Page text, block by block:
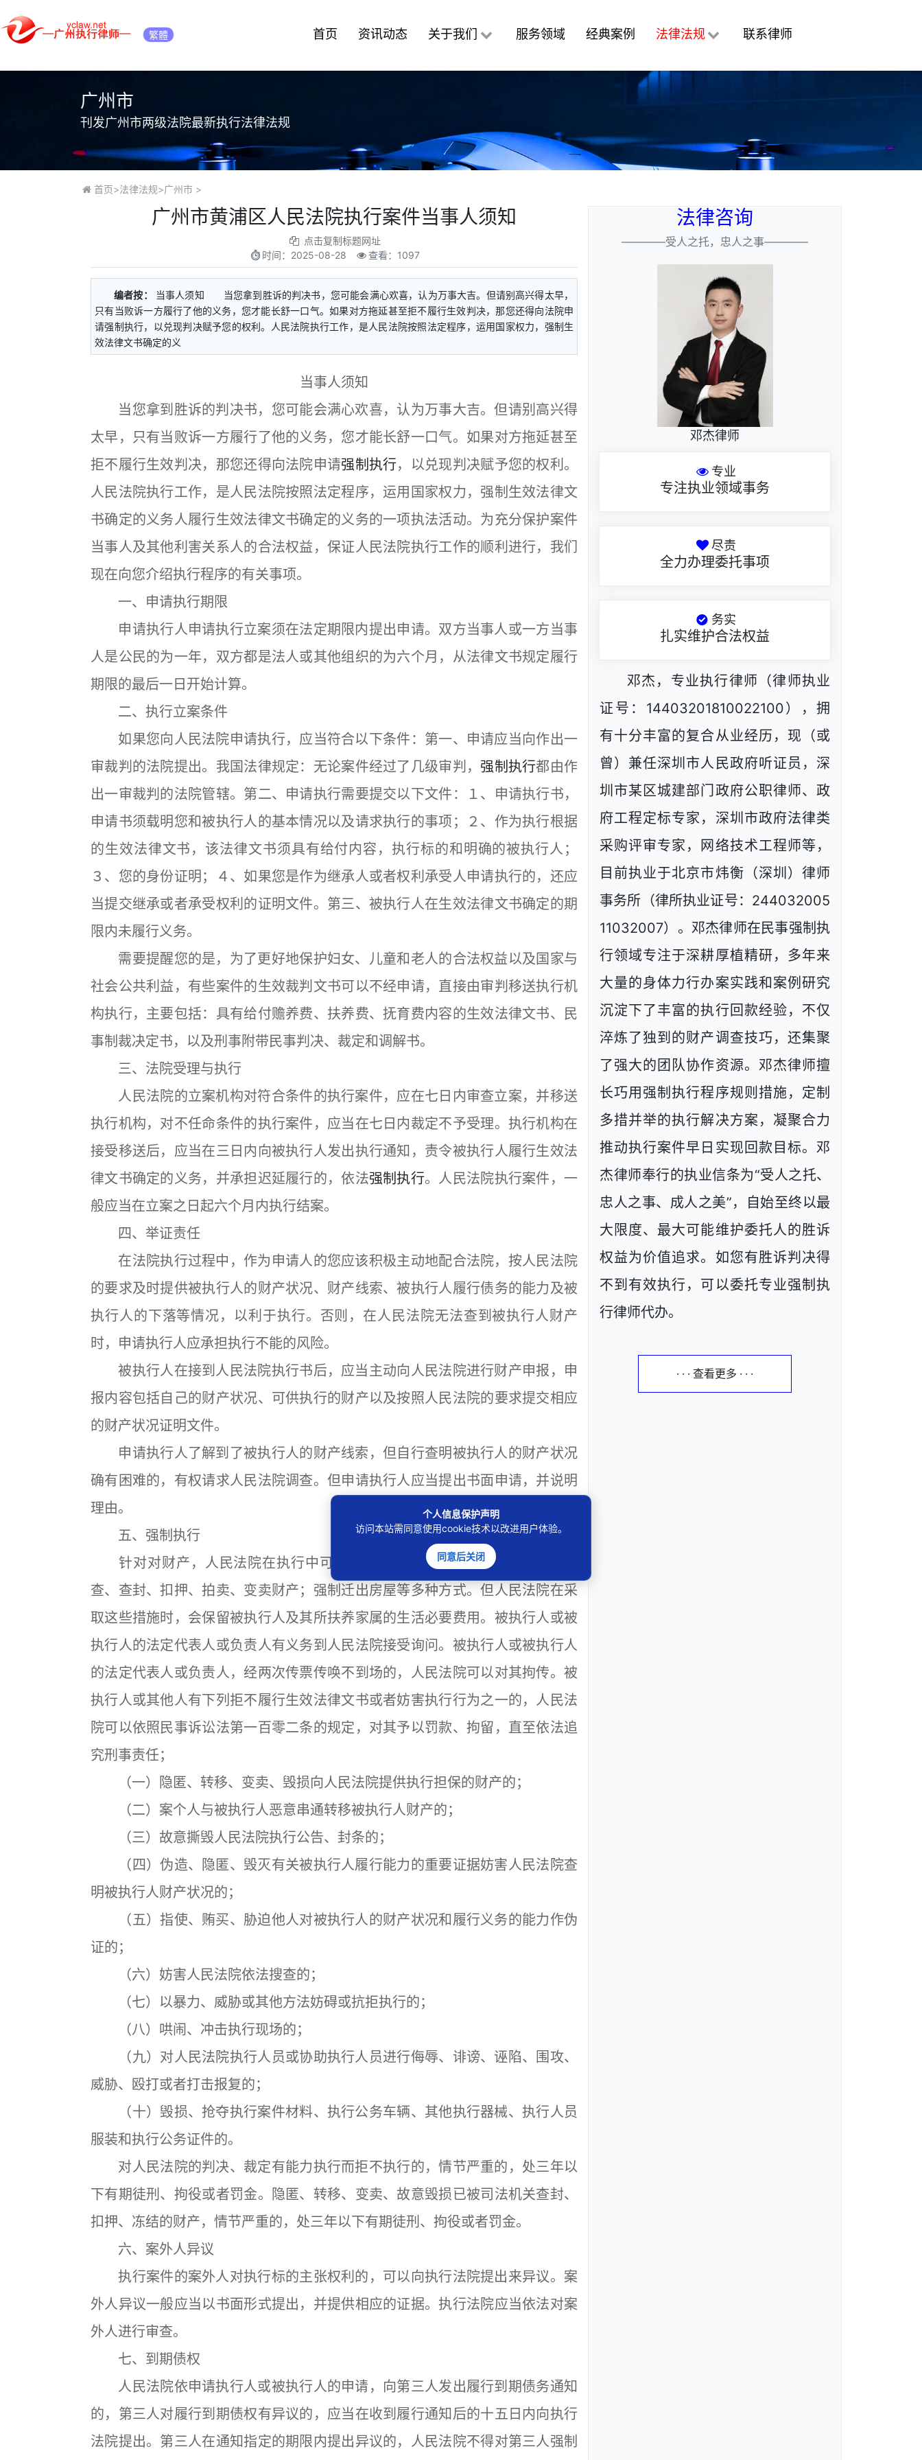
繁體 首页 资讯动态 关于我们 服务领域 经典案例 法律法规 联系律师
广州市
刊发广州市两级法院最新执行法律法规
首页>法律法规>广州市>
广州市黄浦区人民法院执行案件当事人须知
点击复制标题网址
时间： 2025-08-28 查看：1097
编者按：
当事人须知 当您拿到胜诉的判决书，您可能会满心欢喜，认为万事大吉。但请别高兴得太早，
只有当败诉一方履行了他的义务，您才能长舒一口气。如果对方拖延甚至拒不履行生效判决，那您还得向法院申
请强制执行，以兑现判决赋予您的权利。人民法院执行工作，是人民法院按照法定程序，运用国家权力，强制生
效法律文书确定的义
当事人须知
当您拿到胜诉的判决书，您可能会满心欢喜，认为万事大吉。但请别高兴得
太早，只有当败诉一方履行了他的义务，您才能长舒一口气。如果对方拖延甚至
拒不履行生效判决，那您还得向法院申请强制执行，以兑现判决赋予您的权利。
人民法院执行工作，是人民法院按照法定程序，运用国家权力，强制生效法律文
书确定的义务人履行生效法律文书确定的义务的一项执法活动。为充分保护案件
当事人及其他利害关系人的合法权益，保证人民法院执行工作的顺利进行，我们
现在向您介绍执行程序的有关事项。
一、申请执行期限
申请执行人申请执行立案须在法定期限内提出申请。双方当事人或一方当事
人是公民的为一年，双方都是法人或其他组织的为六个月，从法律文书规定履行
期限的最后一日开始计算。
二、执行立案条件
如果您向人民法院申请执行，应当符合以下条件：第一、申请应当向作出一
审裁判的法院提出。我国法律规定：无论案件经过了几级审判， 强制执行都由作
出一审裁判的法院管辖。第二、申请执行需要提交以下文件：１、申请执行书，
申请书须载明您和被执行人的基本情况以及请求执行的事项；２、作为执行根据
的生效法律文书，该法律文书须具有给付内容，执行标的和明确的被执行人；
３、您的身份证明；４、如果您是作为继承人或者权利承受人申请执行的，还应
当提交继承或者承受权利的证明文件。第三、被执行人在生效法律文书确定的期
限内未履行义务。
需要提醒您的是，为了更好地保护妇女、儿童和老人的合法权益以及国家与
社会公共利益，有些案件的生效裁判文书可以不经申请，直接由审判移送执行机
构执行，主要包括：具有给付赡养费、扶养费、抚育费内容的生效法律文书、民
事制裁决定书，以及刑事附带民事判决、裁定和调解书。
三、法院受理与执行
人民法院的立案机构对符合条件的执行案件，应在七日内审查立案，并移送
执行机构，对不任命条件的执行案件，应当在七日内裁定不予受理。执行机构在
接受移送后，应当在三日内向被执行人发出执行通知，责令被执行人履行生效法
律文书确定的义务，并承担迟延履行的，依法强制执行。人民法院执行案件，一
般应当在立案之日起六个月内执行结案。
四、举证责任
在法院执行过程中，作为申请人的您应该积极主动地配合法院，按人民法院
的要求及时提供被执行人的财产状况、财产线索、被执行人履行债务的能力及被
执行人的下落等情况，以利于执行。否则，在人民法院无法查到被执行人财产
时，申请执行人应承担执行不能的风险。
被执行人在接到人民法院执行书后，应当主动向人民法院进行财产申报，申
报内容包括自己的财产状况、可供执行的财产以及按照人民法院的要求提交相应
的财产状况证明文件。
申请执行人了解到了被执行人的财产线索，但自行查明被执行人的财产状况
确有困难的，有权请求人民法院调查。但申请执行人应当提出书面申请，并说明
理由。
五、强制执行
针对对财产，人民法院在执行中可以采取冻结、划拨存款，提留收少；搜
查、查封、扣押、拍卖、变卖财产；强制迁出房屋等多种方式。但人民法院在采
取这些措施时，会保留被执行人及其所扶养家属的生活必要费用。被执行人或被
执行人的法定代表人或负责人有义务到人民法院接受询问。被执行人或被执行人
的法定代表人或负责人，经两次传票传唤不到场的，人民法院可以对其拘传。被
执行人或其他人有下列拒不履行生效法律文书或者妨害执行行为之一的，人民法
院可以依照民事诉讼法第一百零二条的规定，对其予以罚款、拘留，直至依法追
究刑事责任；
（一）隐匿、转移、变卖、毁损向人民法院提供执行担保的财产的；
（二）案个人与被执行人恶意串通转移被执行人财产的；
（三）故意撕毁人民法院执行公告、封条的；
（四）伪造、隐匿、毁灭有关被执行人履行能力的重要证据妨害人民法院查
明被执行人财产状况的；
（五）指使、贿买、胁迫他人对被执行人的财产状况和履行义务的能力作伪
证的；
（六）妨害人民法院依法搜查的；
（七）以暴力、威胁或其他方法妨碍或抗拒执行的；
（八）哄闹、冲击执行现场的；
（九）对人民法院执行人员或协助执行人员进行侮辱、诽谤、诬陷、围攻、
威胁、殴打或者打击报复的；
（十）毁损、抢夺执行案件材料、执行公务车辆、其他执行器械、执行人员
服装和执行公务证件的。
对人民法院的判决、裁定有能力执行而拒不执行的，情节严重的，处三年以
下有期徒刑、拘役或者罚金。隐匿、转移、变卖、故意毁损已被司法机关查封、
扣押、冻结的财产，情节严重的，处三年以下有期徒刑、拘役或者罚金。
六、案外人异议
执行案件的案外人对执行标的主张权利的，可以向执行法院提出来异议。案
外人异议一般应当以书面形式提出，并提供相应的证据。执行法院应当依法对案
外人进行审查。
七、到期债权
人民法院依申请执行人或被执行人的申请，向第三人发出履行到期债务通知
的，第三人对履行到期债权有异议的，应当在收到履行通知后的十五日内向执行
法院提出。第三人在通知指定的期限内提出异议的，人民法院不得对第三人强制
法律咨询
————受人之托，忠人之事————
邓杰律师
专业
专注执业领域事务
尽责
全力办理委托事项
务实
扎实维护合法权益
邓杰，专业执行律师（律师执业
证号：14403201810022100），拥
有十分丰富的复合从业经历，现（或
曾）兼任深圳市人民政府听证员，深
圳市某区城建部门政府公职律师、政
府工程定标专家，深圳市政府法律类
采购评审专家，网络技术工程师等，
目前执业于北京市炜衡（深圳）律师
事务所（律所执业证号：244032005
11032007）。邓杰律师在民事强制执
行领域专注于深耕厚植精研，多年来
大量的身体力行办案实践和案例研究
沉淀下了丰富的执行回款经验，不仅
淬炼了独到的财产调查技巧，还集聚
了强大的团队协作资源。邓杰律师擅
长巧用强制执行程序规则措施，定制
多措并举的执行解决方案，凝聚合力
推动执行案件早日实现回款目标。邓
杰律师奉行的执业信条为“受人之托、
忠人之事、成人之美”，自始至终以最
大限度、最大可能维护委托人的胜诉
权益为价值追求。如您有胜诉判决得
不到有效执行，可以委托专业强制执
行律师代办。
· · · 查看更多 · · ·
个人信息保护声明
访问本站需同意使用cookie技术以改进用户体验。
同意后关闭